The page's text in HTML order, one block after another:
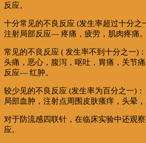
反应。
十分常见的不良反应 (发生率超过十分之
注射局部反应— 疼痛，疲劳，肌肉疼痛。
常见的不良反应 ( 发生率不到十分之一)：
头痛，恶心，腹泻，呕吐，胃痛，关节
反应— 红肿。
较少见的不良反应 (发生率为百分之一)：
局部血肿，注射点周围皮肤瘙痒，头晕，
对于防流感四联针，在临床实验中还观
应。